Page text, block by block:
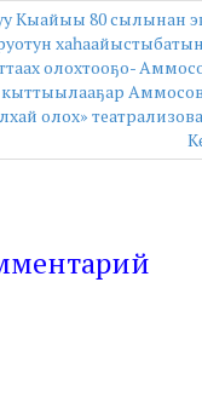
Кыайыы 80 сылынан
олохтооҕо-
кыттыылааҕар
олох»